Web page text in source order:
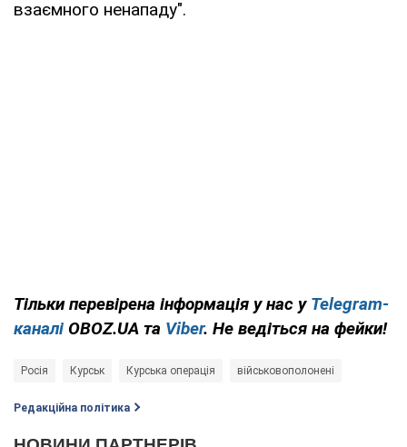
взаємного ненападу".
Тільки перевірена інформація у нас у Telegram-
каналі OBOZ.UA та Viber. Не ведіться на фейки!
Росія Курськ Курська операція військовополонені
Редакційна політика